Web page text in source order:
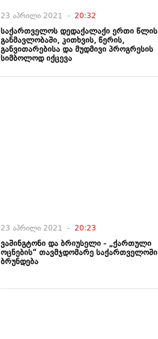
23 აპრილი 2021 - 20:32
საქართველოს დედაქალაქი ერთი წლის
განმავლობაში, კითხვის, წერის,
განვითარებისა და მუდმივი პროგრესის
სიმბოლოდ იქცევა
23 აპრილი 2021 - 20:23
ვაშინგტონი და ბრიუსელი - „ქართული
ოცნების“ თავმჯდომარე საქართველოში
ბრუნდება